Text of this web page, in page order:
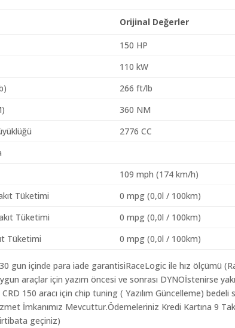
Orijinal Değerler
150 HP
110 kW
266 ft/lb
360 NM
2776 CC
109 mph (174 km/h)
Tüketimi
0 mpg (0,0l / 100km)
Tüketimi
0 mpg (0,0l / 100km)
Tüketimi
0 mpg (0,0l / 100km)
gun içinde para iade garantisiRaceLogic ile hız ölçümü
araçlar için yazım öncesi ve sonrası DYNOİstenirse
150 aracı için chip tuning ( Yazılım Güncelleme)
İmkanımız Mevcuttur.Ödemeleriniz Kredi Kartına 9
geçiniz)